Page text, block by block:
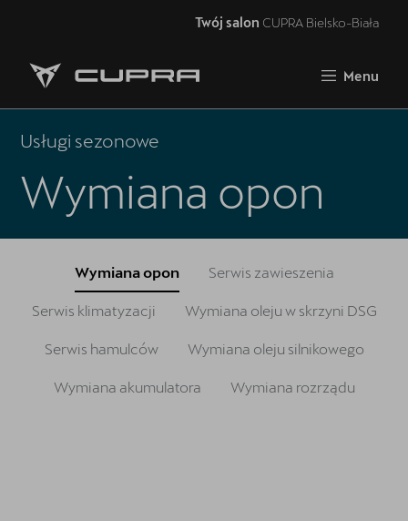
Twój salon CUPRA Bielsko-Biała
Menu
Strona główna
Oferta i aktualności
Jazda próbna CUPRĄ
Usługi sezonowe
Wymiana opon
Wymiana opon Serwis zawieszenia
Serwis klimatyzacji Wymiana oleju w skrzyni DSG
Serwis hamulców Wymiana oleju silnikowego
Wymiana akumulatora Wymiana rozrządu